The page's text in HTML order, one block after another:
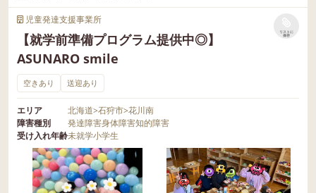
児童発達支援事業所
【就学前準備プログラム提供中◎】
ASUNARO smile
リストに
保存
空きあり 送迎あり
エリア 北海道>石狩市>花川南
障害種別
発達障害身体障害知的障害
受け入れ年齢未就学小学生